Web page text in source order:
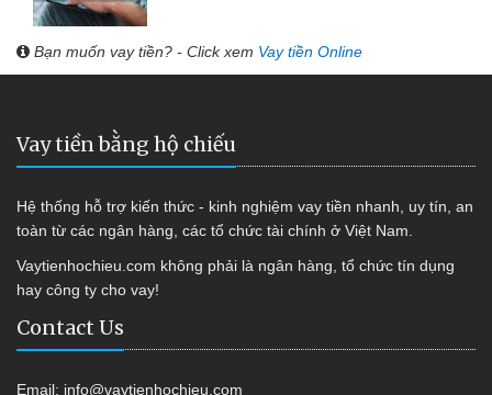
Bạn muốn vay tiền? - Click xem Vay tiền Online
Vay tiền bằng hộ chiếu
Hệ thống hỗ trợ kiến thức - kinh nghiệm vay tiền nhanh, uy tín, an
toàn từ các ngân hàng, các tổ chức tài chính ở Việt Nam.
Vaytienhochieu.com không phải là ngân hàng, tổ chức tín dụng
hay công ty cho vay!
Contact Us
Email: info@vaytienhochieu.com